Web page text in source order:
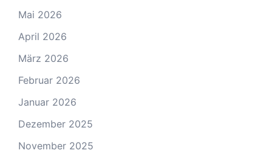
Mai 2026
April 2026
März 2026
Februar 2026
Januar 2026
Dezember 2025
November 2025